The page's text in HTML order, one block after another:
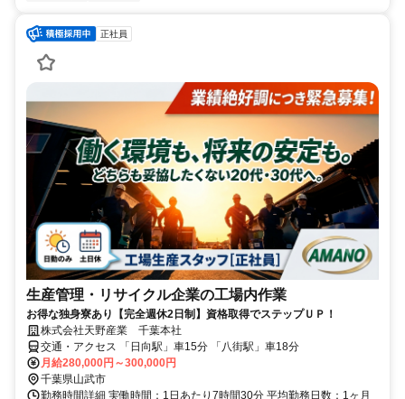
正社員
生産管理・リサイクル企業の工場内作業
お得な独身寮あり【完全週休2日制】資格取得でステップＵＰ！
株式会社天野産業 千葉本社
交通・アクセス 「日向駅」車15分 「八街駅」車18分
月給280,000円～300,000円
千葉県山武市
勤務時間詳細 実働時間：1日あたり7時間30分 平均勤務日数：1ヶ月